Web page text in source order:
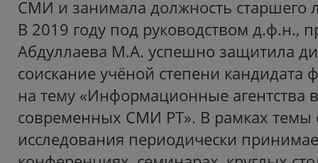
СМИ и занимала должность старшего
В 2019 году под руководством д.ф.н.,
Абдуллаева М.А. успешно защитила
соискание учёной степени кандидата
на тему «Информационные агентства
современных СМИ РТ». В рамках темы
исследования периодически